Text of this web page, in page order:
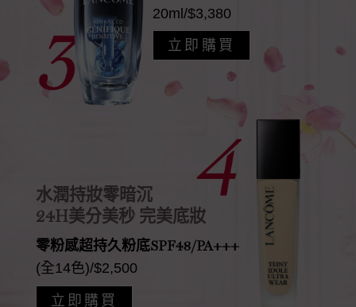
20ml/$3,380
立即購買
水潤持妝零暗沉
24H美分美秒 完美底妝
零粉感超持久粉底SPF48/PA+++
(全14色)/$2,500
立即購買